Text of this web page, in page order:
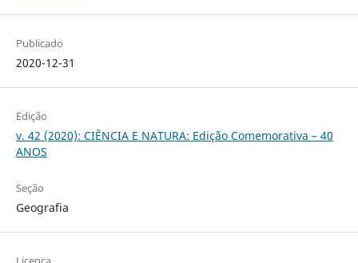
Publicado
2020-12-31
Edição
v. 42 (2020): CIÊNCIA E NATURA: Edição Comemorativa – 40
ANOS
Seção
Geografia